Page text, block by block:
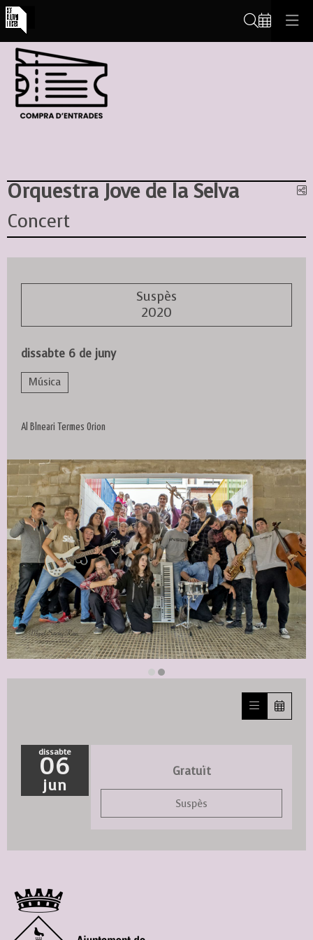
Orquestra Jove de la Selva
Concert
Suspès
2020
dissabte 6 de juny
Música
Al Blneari Termes Orion
dissabte
06
jun
Gratuït
Suspès